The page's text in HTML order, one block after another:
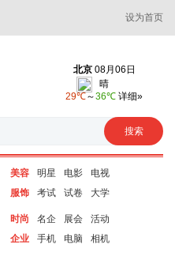
设为首页
美容 明星 电影
电视
服饰
考试 试卷 大学
时尚 名企 展会
活动
企业
手机 电脑 相机